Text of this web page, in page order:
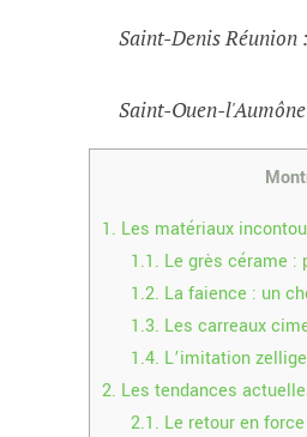
Saint-Denis Réunion
Saint-Ouen-
1. Les matériaux
1.1. Le grès cérame :
1.2. La faience : un
1.3. Les carreaux
1.4. L’imitation
2. Les tendances
2.1. Le retour en